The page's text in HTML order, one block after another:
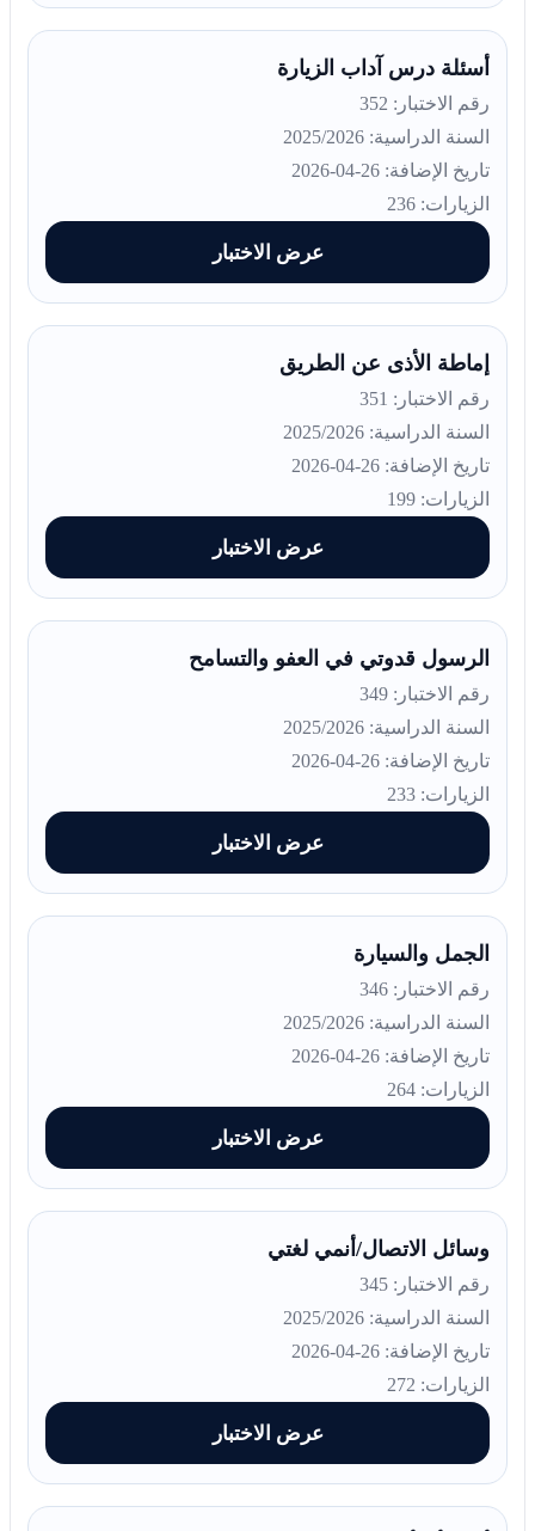
أسئلة درس آداب الزيارة
رقم الاختبار: 352
السنة الدراسية: 2025/2026
تاريخ الإضافة: 26-04-2026
الزيارات: 236
عرض الاختبار
إماطة الأذى عن الطريق
رقم الاختبار: 351
السنة الدراسية: 2025/2026
تاريخ الإضافة: 26-04-2026
الزيارات: 199
عرض الاختبار
الرسول قدوتي في العفو والتسامح
رقم الاختبار: 349
السنة الدراسية: 2025/2026
تاريخ الإضافة: 26-04-2026
الزيارات: 233
عرض الاختبار
الجمل والسيارة
رقم الاختبار: 346
السنة الدراسية: 2025/2026
تاريخ الإضافة: 26-04-2026
الزيارات: 264
عرض الاختبار
وسائل الاتصال/أنمي لغتي
رقم الاختبار: 345
السنة الدراسية: 2025/2026
تاريخ الإضافة: 26-04-2026
الزيارات: 272
عرض الاختبار